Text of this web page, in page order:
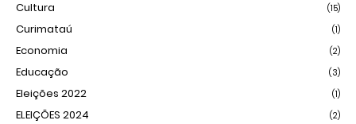
Cultura (15)
Curimataú (1)
Economia (2)
Educação (3)
Eleições 2022 (1)
ELEIÇÕES 2024 (2)